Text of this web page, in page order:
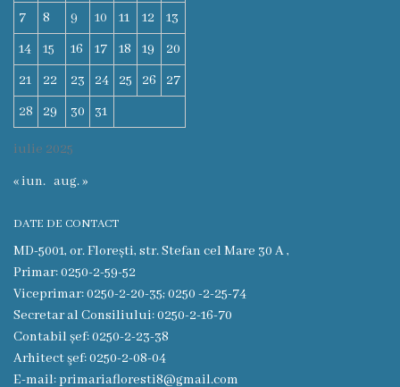
Eliberarea
autorizaţiiilor
Ajutor
material
Transparență
Licitații
și
achiziții
iulie 2025
7
8 9 10 11 12
13
14
15 16 17 18 19
20
21
22 23 24 25 26
27
28
29 30 31
« iun. aug. »
DATE DE CONTACT
MD-5001, or. Florești, str. Stefan cel Mare 30 A ,
Primar: 0250-2-59-52
Viceprimar: 0250-2-20-35; 0250 -2-25-74
Secretar al Consiliului: 0250-2-16-70
Contabil șef: 0250-2-23-38
Arhitect şef: 0250-2-08-04
E-mail: primariafloresti8@gmail.com